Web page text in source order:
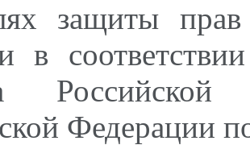
защиты прав
в
Российской
Федерации